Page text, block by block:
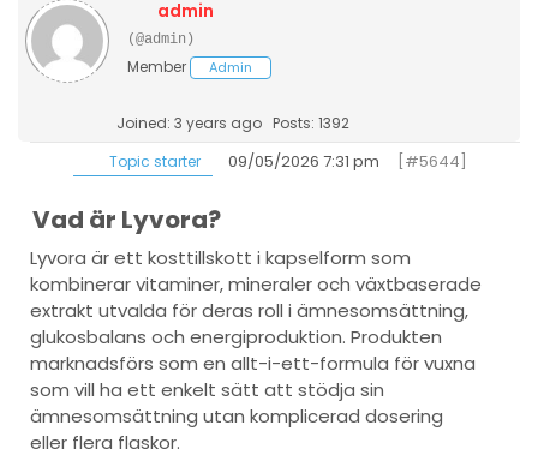
admin
(@admin)
Member Admin
Joined: 3 years ago Posts: 1392
Topic starter
09/05/2026 7:31 pm [#5644]
Vad är Lyvora?
Lyvora är ett kosttillskott i kapselform som
kombinerar vitaminer, mineraler och växtbaserade
extrakt utvalda för deras roll i ämnesomsättning,
glukosbalans och energiproduktion. Produkten
marknadsförs som en allt-i-ett-formula för vuxna
som vill ha ett enkelt sätt att stödja sin
ämnesomsättning utan komplicerad dosering
eller flera flaskor.